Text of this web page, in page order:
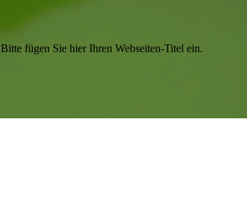
Bitte fügen Sie hier Ihren Webseiten-Titel ein.